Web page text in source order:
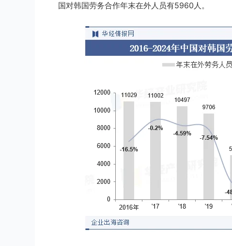
国对韩国劳务合作年末在外人员有5960人。